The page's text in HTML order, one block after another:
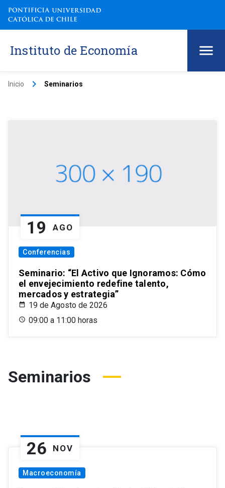
Instituto de Economía
Inicio keyboard_arrow_right Seminarios
19 AGO
Conferencias
Seminario: “El Activo que Ignoramos: Cómo
el envejecimiento redefine talento,
mercados y estrategia”
19 de Agosto de 2026
09:00 a 11:00 horas
Seminarios
26 NOV
Macroeconomía